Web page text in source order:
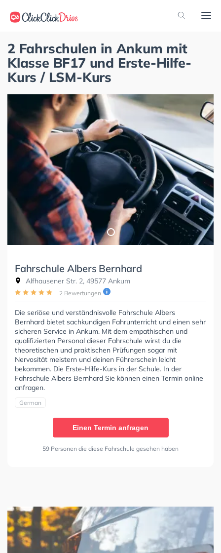
2 Fahrschulen in Ankum mit
Klasse BF17 und Erste-Hilfe-
Kurs / LSM-Kurs
Fahrschule Albers Bernhard
Alfhausener Str. 2, 49577 Ankum
2 Bewertungen
Die seriöse und verständnisvolle Fahrschule Albers
Bernhard bietet sachkundigen Fahrunterricht und einen sehr
sicheren Service in Ankum. Mit dem empathischen und
qualifizierten Personal dieser Fahrschule wirst du die
theoretischen und praktischen Prüfungen sogar mit
Nervosität meistern und deinen Führerschein leicht
bekommen. Die Erste-Hilfe-Kurs in der Schule. In der
Fahrschule Albers Bernhard Sie können einen Termin online
anfragen.
German
Einen Termin anfragen
59 Personen die diese Fahrschule gesehen haben